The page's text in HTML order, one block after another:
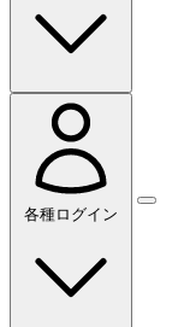
各種ログイン